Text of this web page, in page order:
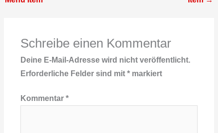
Schreibe einen Kommentar
Deine E-Mail-Adresse wird nicht veröffentlicht.
Erforderliche Felder sind mit *markiert
Kommentar *